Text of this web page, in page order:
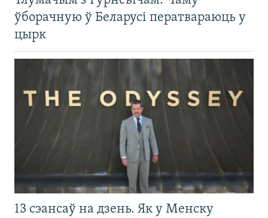
ўборачную ў Беларусі ператвараюць у
цырк
13 сэансаў на дзень. Як у Менску